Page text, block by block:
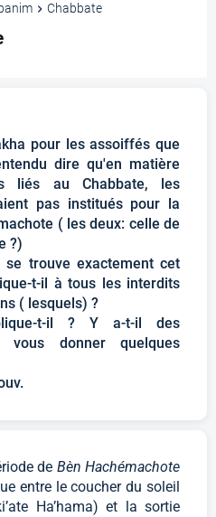
Chabbate
pour les assoiffés que
dire qu'en matière
liés au Chabbate, les
pas institués pour la
( les deux: celle de
?)
trouve exactement cet
t-il à tous les interdits
( lesquels) ?
t-il ? Y a-t-il des
vous donner quelques
de Bèn Hachémachote
entre le coucher du soleil
Ha’hama) et la sortie